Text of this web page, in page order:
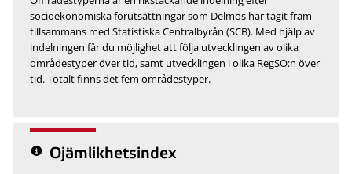
socioekonomiska förutsättningar som Delmos har tagit fram
tillsammans med Statistiska Centralbyrån (SCB). Med hjälp av
indelningen får du möjlighet att följa utvecklingen av olika
områdestyper över tid, samt utvecklingen i olika RegSO:n över
tid. Totalt finns det fem områdestyper.
Ojämlikhetsindex